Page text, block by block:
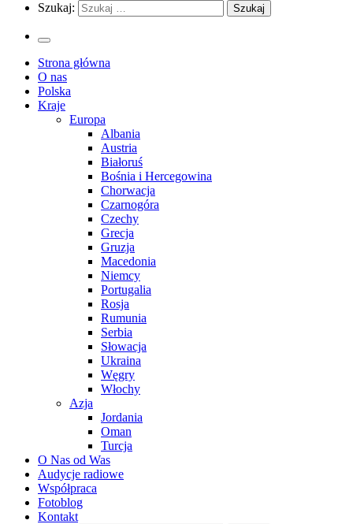
Szukaj:
Strona główna
O nas
Polska
Kraje
Europa
Albania
Austria
Białoruś
Bośnia i Hercegowina
Chorwacja
Czarnogóra
Czechy
Grecja
Gruzja
Macedonia
Niemcy
Portugalia
Rosja
Rumunia
Serbia
Słowacja
Ukraina
Węgry
Włochy
Azja
Jordania
Oman
Turcja
O Nas od Was
Audycje radiowe
Współpraca
Fotoblog
Kontakt